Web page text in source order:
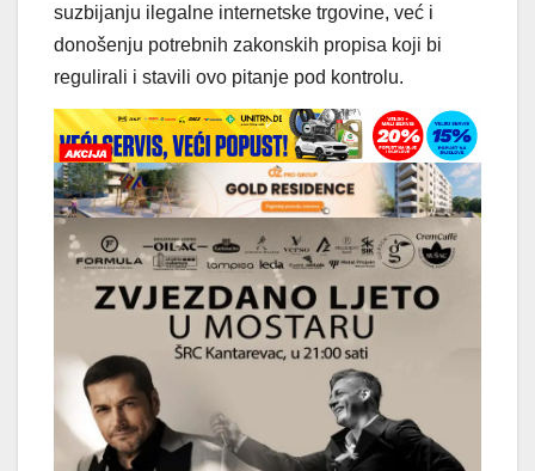
suzbijanju ilegalne internetske trgovine, već i
donošenju potrebnih zakonskih propisa koji bi
regulirali i stavili ovo pitanje pod kontrolu.